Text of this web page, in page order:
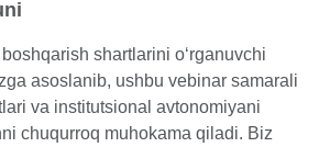
boshqarish shartlarini o‘rganuvchi
asoslanib, ushbu vebinar samarali
va institutsional avtonomiyani
chuqurroq muhokama qiladi. Biz